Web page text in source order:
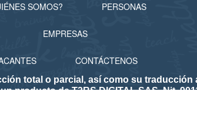
SOMOS? PERSONAS
EMPRESAS
CONTÁCTENOS
total o parcial, así como su
producto de T3RS DIGITAL SAS. Nit.